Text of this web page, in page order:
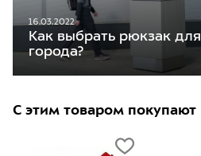
16.03.2022
Как выбрать рюкзак для
города?
С этим товаром покупают